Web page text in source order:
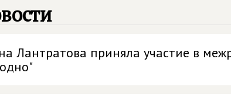
Лантратова приняла участие в